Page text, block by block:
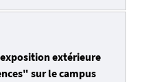
extérieure
sur le campus